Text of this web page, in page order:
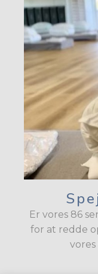
Er vores 86
for at redde